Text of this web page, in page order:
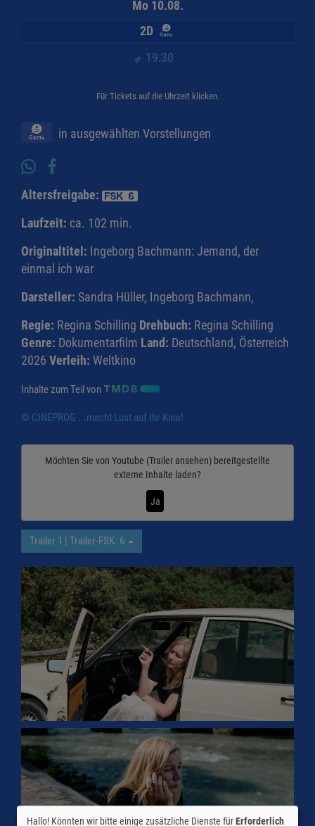
Mo 10.08.
19:30
2D
Für Tickets auf die Uhrzeit klicken.
in ausgewählten Vorstellungen
Altersfreigabe:
Laufzeit: ca. 102 min.
Originaltitel: Ingeborg Bachmann: Jemand, der
einmal ich war
Darsteller: Sandra Hüller, Ingeborg Bachmann,
Regie: Regina Schilling Drehbuch: Regina Schilling
Genre: Dokumentarfilm Land: Deutschland, Österreich
2026 Verleih: Weltkino
Inhalte zum Teil von
© CINEPROG ...macht Lust auf Ihr Kino!
Möchten Sie von Youtube (Trailer ansehen) bereitgestellte
externe Inhalte laden?
Ja
Trailer 1 | Trailer-FSK: 6
Hallo! Könnten wir bitte einige zusätzliche Dienste fürErforderlich